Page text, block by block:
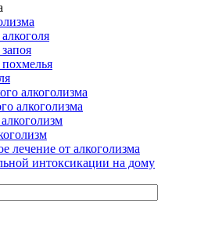
алкоголизма
алкоголизма
лечение от алкоголизма
интоксикации на дому